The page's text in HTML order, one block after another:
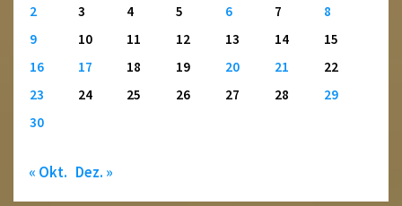
2
3 4 5 6 7
8
9
10 11 12 13 14
15
16
17 18 19 20 21
22
23
24 25 26 27 28
29
30
« Okt. Dez. »